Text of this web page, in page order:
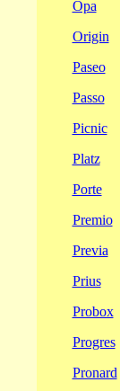
Opa
Origin
Paseo
Passo
Picnic
Platz
Porte
Premio
Previa
Prius
Probox
Progres
Pronard